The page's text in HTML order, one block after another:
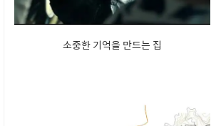
소중한 기억을 만드는 집